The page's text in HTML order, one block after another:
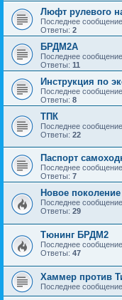
Люфт рулевого
Последнее сообщение
Ответы: 2
БРДМ2А
Последнее сообщение
Ответы: 11
Инструкция по
Последнее сообщение
Ответы: 8
ТПК
Последнее сообщение
Ответы: 22
Паспорт
Последнее сообщение
Ответы: 7
Новое
Последнее сообщение
Ответы: 29
Тюнинг БРДМ2
Последнее сообщение
Ответы: 47
Хаммер против
Последнее сообщение